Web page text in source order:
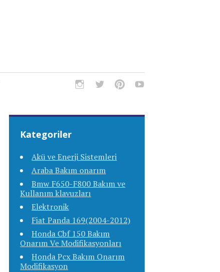
Kategoriler
Akü ve Enerji Sistemleri
Araba Bakım onarım
Bmw F650-F800 Bakım ve
Kullanım klavuzları
Elektronik
Fiat Panda 169(2004-2012)
Honda Cbf 150 Bakım
Onarım Ve Modifikasyonları
Honda Pcx Bakım Onarım
Modifikasyon